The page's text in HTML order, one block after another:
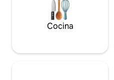
televisor inteligente de 65
jacuzzi no es compartido. CONSULTA "EL
ESPACIO" A CONTINUACIÓN
Cocina